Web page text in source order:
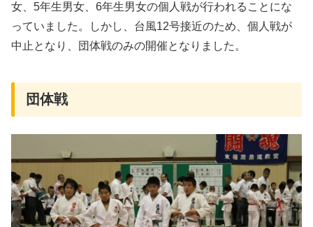
女、5年生男女、6年生男女の個人戦が行われることにな
っていました。しかし、台風12号接近のため、個人戦が
中止となり、団体戦のみの開催となりました。
団体戦